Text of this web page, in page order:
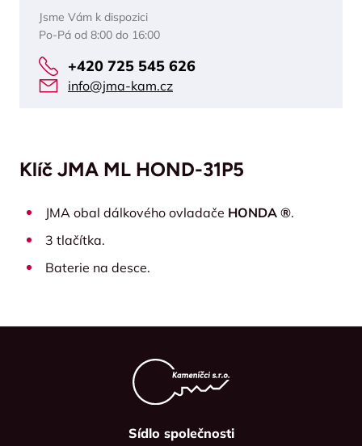
Jsme Vám k dispozici
Po-Pá od 8:00 do 16:00
+420 725 545 626
info@jma-kam.cz
Klíč JMA ML HOND-31P5
JMA obal dálkového ovladače HONDA ®.
3 tlačítka.
Baterie na desce.
Sídlo společnosti